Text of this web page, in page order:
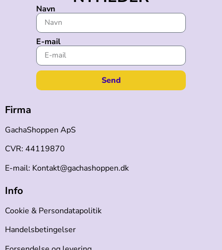
Navn
E-mail
Send
Firma
GachaShoppen ApS
CVR: 44119870
E-mail: Kontakt@gachashoppen.dk
Info
Cookie & Persondatapolitik
Handelsbetingelser